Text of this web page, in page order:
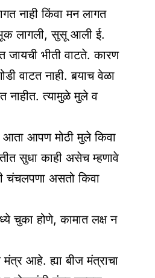
नाही किंवा मन लागत
भूक लागली, सुसू आली ई.
जायची भीती वाटते. कारण
वाटत नाही. बर्‍याच वेळा
नाहीत. त्यामुळे मुले व
आता आपण मोठी मुले किवा
सुधा काही असेच म्हणावे
चंचलपणा असतो किवा
चुका होणे, कामात लक्ष न
आहे. ह्या बीज मंत्राचा